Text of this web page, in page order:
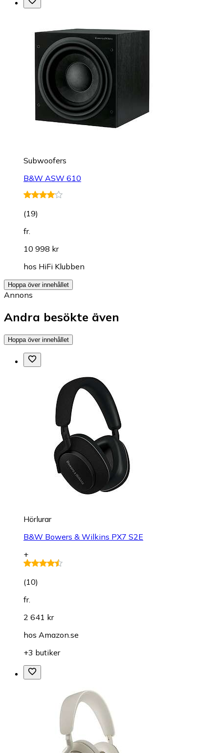
Subwoofers
B&W ASW 610
(19)
fr.
10 998 kr
hos HiFi Klubben
Hoppa över innehållet
Annons
Andra besökte även
Hoppa över innehållet
Hörlurar
B&W Bowers & Wilkins PX7 S2E
+
(10)
fr.
2 641 kr
hos Amazon.se
+3 butiker